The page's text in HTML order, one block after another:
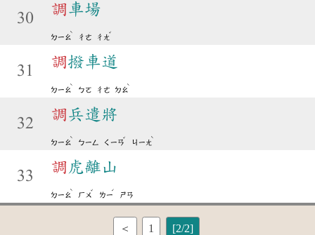
30
調車場
ㄉㄧㄠ
ˋ
ㄔㄜ ㄔㄤ
ˇ
31
調撥車道
ㄉㄧㄠ
ˋ
ㄅㄛ ㄔㄜ ㄉㄠ
ˋ
32
調兵遣將
ㄉㄧㄠ
ˋ
ㄅㄧㄥ ㄑㄧㄢ
ˇ
ㄐㄧㄤ
ˋ
33
調 虎離山
ㄉㄧㄠ
ˋ
ㄏㄨ
ˇ
ㄌㄧ
ˊ
ㄕㄢ
＜ 1 [2/2]